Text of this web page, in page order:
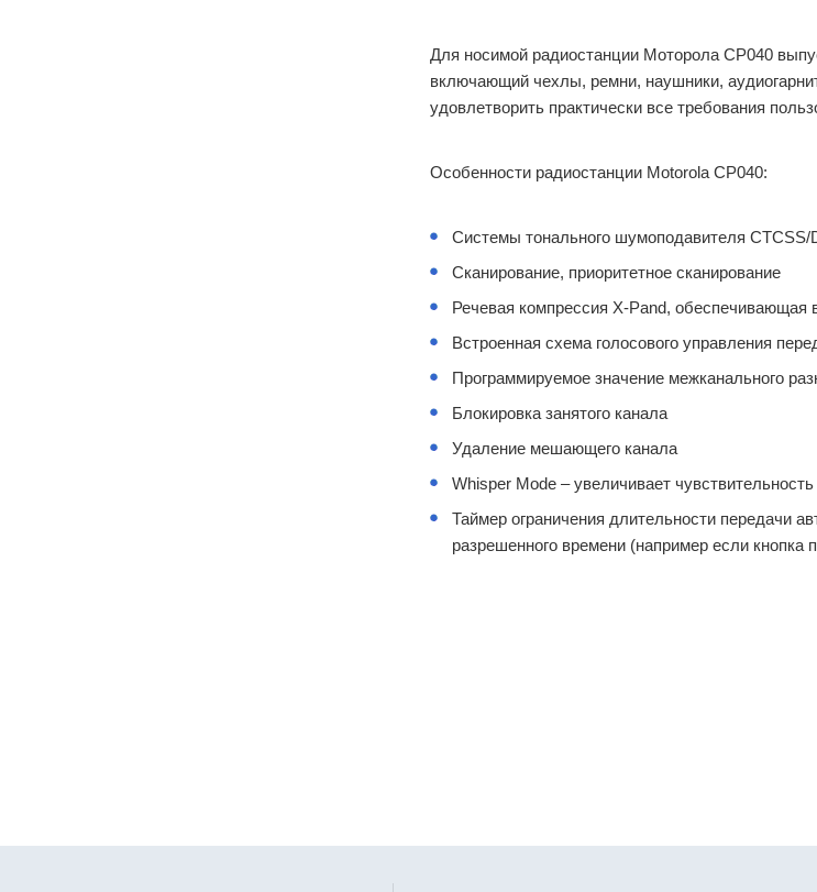
Для носимой радиостанции Моторола СР040
включающий чехлы, ремни, наушники,
удовлетворить практически все требования
Особенности радиостанции Motorola CP040:
Системы тонального шумоподавителя CTCSS/
Сканирование, приоритетное сканирование
Речевая компрессия X-Pand, обеспечивающая
Встроенная схема голосового управления
Программируемое значение межканального
Блокировка занятого канала
Удаление мешающего канала
Whisper Mode – увеличивает
Таймер ограничения длительности передачи
разрешенного времени (например если